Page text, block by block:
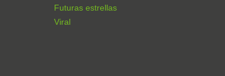
Futuras estrellas
Viral